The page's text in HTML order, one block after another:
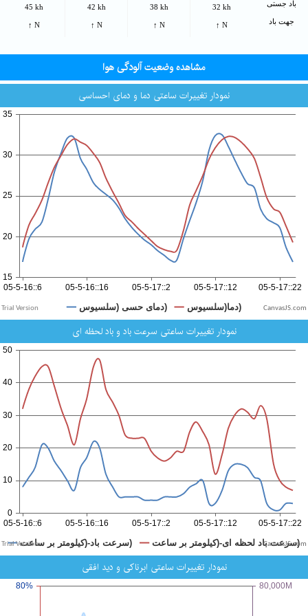
باد جستی
جهت باد
32 kh
↑ N
38 kh
↑ N
42 kh
↑ N
45 kh
↑ N
مشاهده وضعیت آلودگی هوا
نمودار تغییرات ساعتی دما و دمای احساسی
CanvasJS.com
نمودار تغییرات ساعتی سرعت باد و باد لحظه ای
CanvasJS.com
نمودار تغییرات ساعتی ابرناکی و دید افقی